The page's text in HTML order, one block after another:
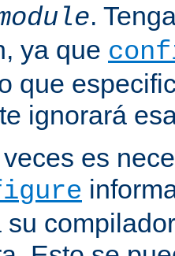
.
ya que
que
ignorará
es
su